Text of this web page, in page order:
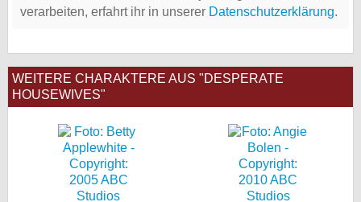
verarbeiten, erfahrt ihr in unserer Datenschutzerklärung.
WEITERE CHARAKTERE AUS "DESPERATE
HOUSEWIVES"